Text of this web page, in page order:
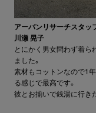
アーバンリサーチスタッ
川瀬 晃子
とにかく男女問わず着ら
ました。
素材もコットンなので1
る感じで最高です。
彼とお揃いで銭湯に行き